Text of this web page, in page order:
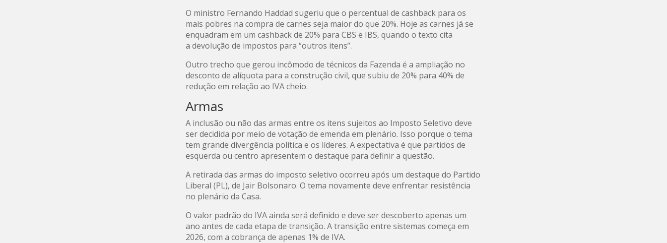
O ministro Fernando Haddad sugeriu que o percentual de cashback para os
mais pobres na compra de carnes seja maior do que 20%. Hoje as carnes já se
enquadram em um cashback de 20% para CBS e IBS, quando o texto cita
a devolução de impostos para “outros itens”.
Outro trecho que gerou incômodo de técnicos da Fazenda é a ampliação no
desconto de alíquota para a construção civil, que subiu de 20% para 40% de
redução em relação ao IVA cheio.
Armas
A inclusão ou não das armas entre os itens sujeitos ao Imposto Seletivo deve
ser decidida por meio de votação de emenda em plenário. Isso porque o tema
tem grande divergência política e os líderes. A expectativa é que partidos de
esquerda ou centro apresentem o destaque para definir a questão.
A retirada das armas do imposto seletivo ocorreu após um destaque do Partido
Liberal (PL), de Jair Bolsonaro. O tema novamente deve enfrentar resistência
no plenário da Casa.
O valor padrão do IVA ainda será definido e deve ser descoberto apenas um
ano antes de cada etapa de transição. A transição entre sistemas começa em
2026, com a cobrança de apenas 1% de IVA.